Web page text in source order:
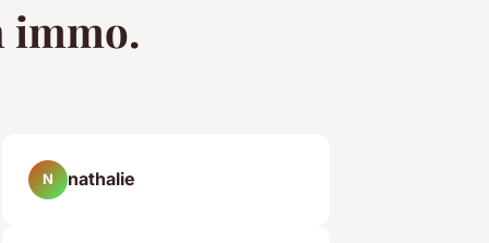
immo.
N nathalie